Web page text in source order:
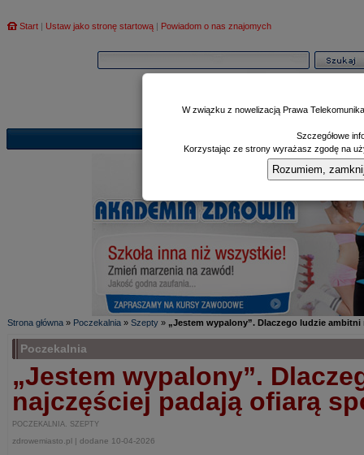
Start | Ustaw jako stronę startową | Powiadom o nas znajomych
Poczekalnia|
Strona główna » Poczekalnia » Szepty » „Jestem wypalony”. Dlaczego ludzie
Poczekalnia
„Jestem wypalony”.
najczęściej padają ofiarą
POCZEKALNIA. SZEPTY
zdrowemiasto.pl | dodane 10-04-2026
W związku z nowelizacją Prawa
Szczegółowe
Korzystając ze strony wyrażasz zgodę na
Rozumiem,